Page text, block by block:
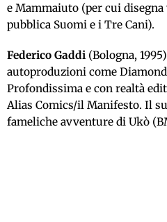
e Mammaiuto (per cui
pubblica Suomi e i Tre Cani).
Federico Gaddi (Bologna,
autoproduzioni come
Profondissima e con realtà
Alias Comics/il Manifesto. Il
fameliche avventure di Ukò